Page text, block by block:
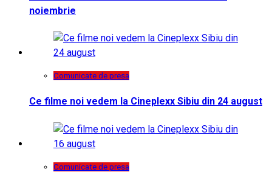
noiembrie
Comunicate de presa
Ce filme noi vedem la Cineplexx Sibiu din 24 august
Comunicate de presa